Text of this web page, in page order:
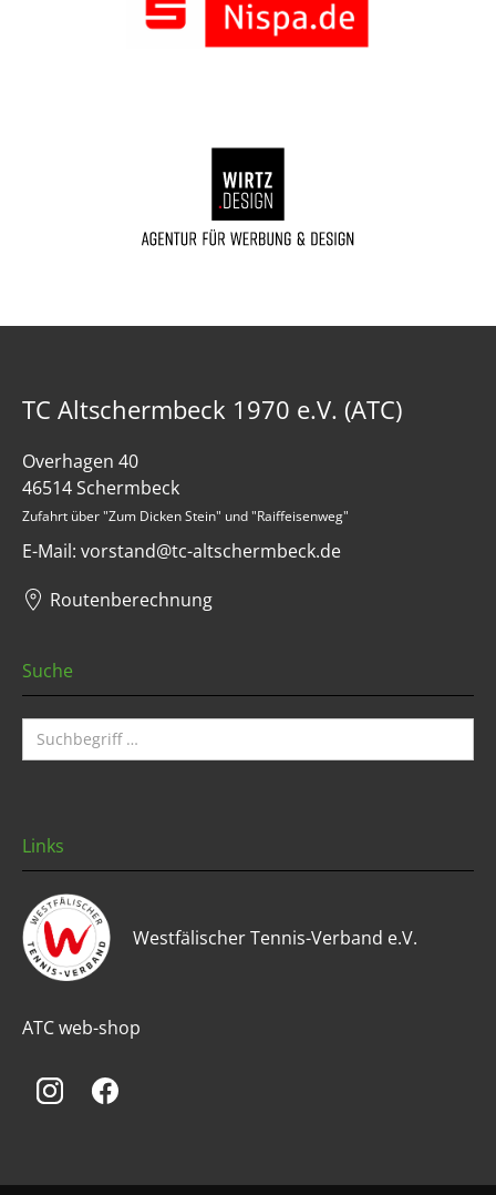
TC Altschermbeck 1970 e.V. (ATC)
Overhagen 40
46514 Schermbeck
Zufahrt über "Zum Dicken Stein" und "Raiffeisenweg"
E-Mail: vorstand@tc-altschermbeck.de
Routenberechnung
Suche
Links
Westfälischer Tennis-Verband e.V.
ATC web-shop